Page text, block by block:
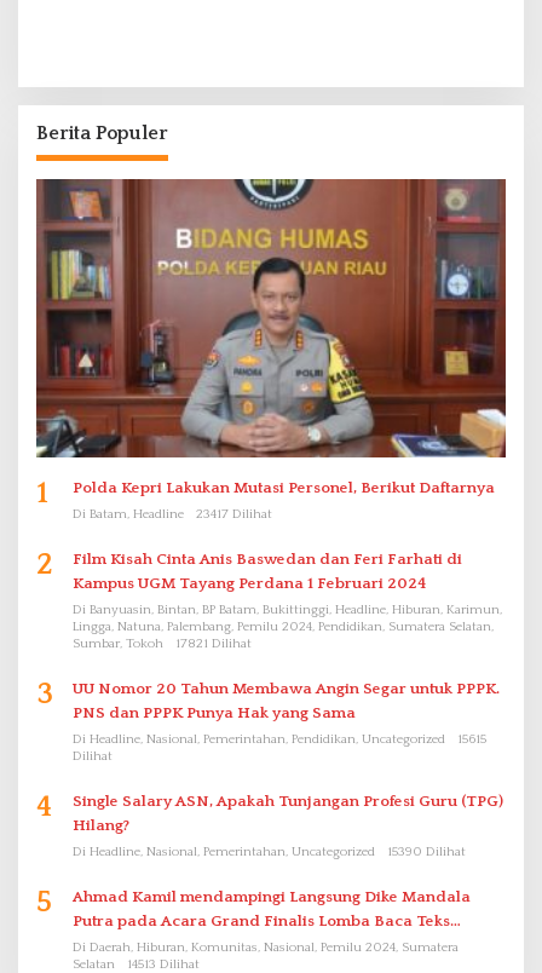
Berita Populer
1 Polda Kepri Lakukan Mutasi Personel, Berikut Daftarnya
Di Batam, Headline 23417 Dilihat
2
Film Kisah Cinta Anis Baswedan dan Feri Farhati di
Kampus UGM Tayang Perdana 1 Februari 2024
Di Banyuasin, Bintan, BP Batam, Bukittinggi, Headline, Hiburan, Karimun,
Lingga, Natuna, Palembang, Pemilu 2024, Pendidikan, Sumatera Selatan,
Sumbar, Tokoh
17821 Dilihat
3
UU Nomor 20 Tahun Membawa Angin Segar untuk PPPK.
PNS dan PPPK Punya Hak yang Sama
Di Headline, Nasional, Pemerintahan, Pendidikan, Uncategorized
15615
Dilihat
4
Single Salary ASN, Apakah Tunjangan Profesi Guru (TPG)
Hilang?
Di Headline, Nasional, Pemerintahan, Uncategorized 15390 Dilihat
5
Ahmad Kamil mendampingi Langsung Dike Mandala
Putra pada Acara Grand Finalis Lomba Baca Teks
Proklamasi Mirip Bung Karno di Bali
Di Daerah, Hiburan, Komunitas, Nasional, Pemilu 2024, Sumatera
Selatan
14513 Dilihat